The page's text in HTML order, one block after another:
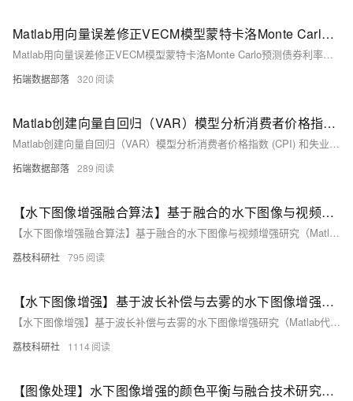
Matlab用向量误差修正VECM模型蒙特卡洛Monte Carlo预测债券利率时间序列和MMSE 预测
Matlab用向量误差修正VECM模型蒙特卡洛Monte Carlo预测债券利率时间序列和MMSE 预测
拓端数据部落 320
Matlab创建向量自回归（VAR）模型分析消费者价格指数 (CPI) 和失业率时间序列
Matlab创建向量自回归（VAR）模型分析消费者价格指数 (CPI) 和失业率时间序列
拓端数据部落 289
【水下图像增强融合算法】基于融合的水下图像与视频增强研究（Matlab代码实现）
【水下图像增强融合算法】基于融合的水下图像与视频增强研究（Matlab代码实现）
荔枝科研社 795
【水下图像增强】基于波长补偿与去雾的水下图像增强研究（Matlab代码实现）
【水下图像增强】基于波长补偿与去雾的水下图像增强研究（Matlab代码实现）
荔枝科研社 1114
【图像处理】水下图像增强的颜色平衡与融合技术研究（Matlab代码实现）